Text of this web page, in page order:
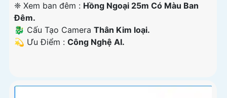
❈ Xem ban đêm : Hồng Ngoại 25m Có Màu Ban
Ðêm.
🐉️ Cấu Tạo Camera Thân Kim loại.
️💫 Ưu Điểm : Công Nghệ AI.